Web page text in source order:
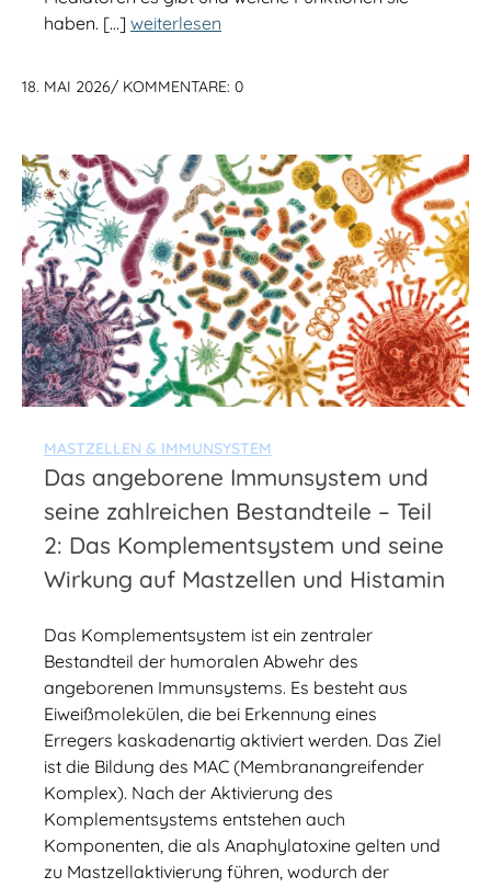
haben. […] weiterlesen
18. MAI 2026/ KOMMENTARE: 0
MASTZELLEN & IMMUNSYSTEM
Das angeborene Immunsystem und
seine zahlreichen Bestandteile – Teil
2: Das Komplementsystem und seine
Wirkung auf Mastzellen und Histamin
Das Komplementsystem ist ein zentraler
Bestandteil der humoralen Abwehr des
angeborenen Immunsystems. Es besteht aus
Eiweißmolekülen, die bei Erkennung eines
Erregers kaskadenartig aktiviert werden. Das Ziel
ist die Bildung des MAC (Membranangreifender
Komplex). Nach der Aktivierung des
Komplementsystems entstehen auch
Komponenten, die als Anaphylatoxine gelten und
zu Mastzellaktivierung führen, wodurch der